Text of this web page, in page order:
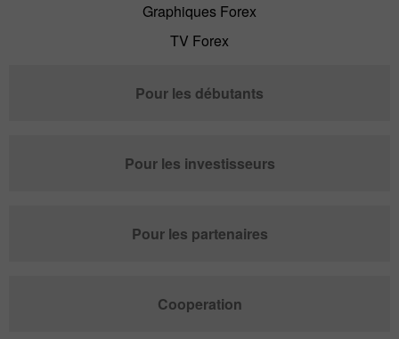
Graphiques Forex
TV Forex
Pour les débutants
Pour les investisseurs
Pour les partenaires
Cooperation